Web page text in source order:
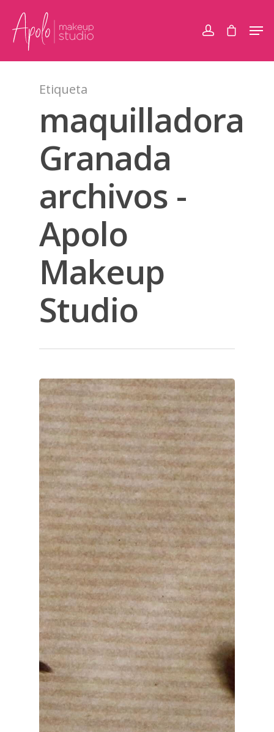
Etiqueta
maquilladora
Granada
archivos -
Apolo
Makeup
Studio